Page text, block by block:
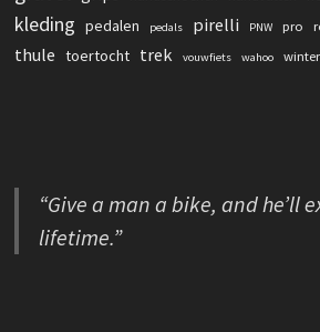
kleding pedalen pedals pirelli PNW pro
thule toertocht trek vouwfiets wahoo winter
“Give a man a bike, and he’ll
lifetime.”